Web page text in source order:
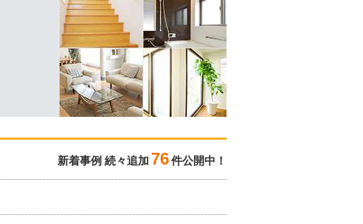
新着事例 続々追加 76件公開中！